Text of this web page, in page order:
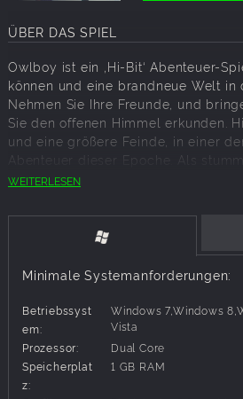
ÜBER DAS SPIEL
Owlboy ist ein ‚Hi-Bit‘ Abenteuer-
können und eine brandneue Welt in
Nehmen Sie Ihre Freunde, und
Sie den offenen Himmel erkunden.
und eine größere Feinde, in einer
Abenteuer dieser Epoche. Als
Erwartungen der Eule-Haube lebte
Piraten schlimmer. Was folgt, ist
Ruinen Monster befallen, mit
gut gehüteten Geheimnissen und
sollte zu tragen hat.
Features:
Ein Liebesbrief Kunst für ein
Owlboy ein Geschichte
WEITERLESEN
Minimale Systemanforderungen:
Betriebssyst
em:
Windows 7,Windows
Vista
Prozessor:
Dual Core
Speicherplat
z:
1 GB RAM